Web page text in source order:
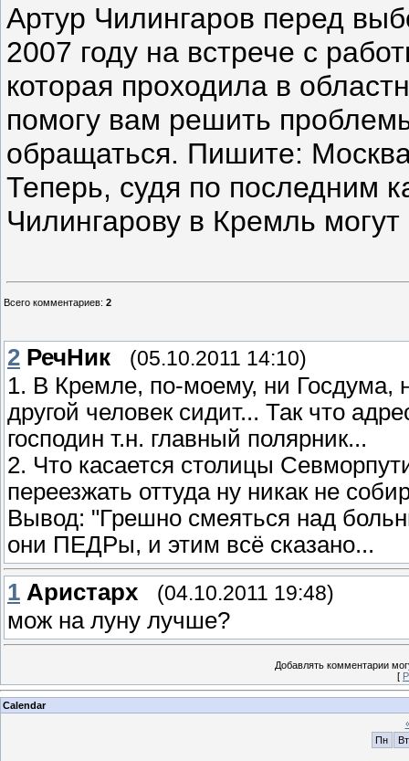
Артур Чилингаров перед
2007 году на встрече с
которая проходила в
помогу вам решить
обращаться. Пишите:
Теперь, судя по последним
Чилингарову в Кремль
Всего комментариев: 2
2 РечНик (05.10.2011 14:10)
1. В Кремле, по-моему, ни Госдума,
другой человек сидит... Так что
господин т.н. главный полярник...
2. Что касается столицы
переезжать оттуда ну никак не
Вывод: "Грешно смеяться над
они ПЕДРы, и этим всё сказано...
1 Аристарх (04.10.2011 19:48)
мож на луну лучше?
Добавлять комментарии
[
Calendar
Пн
Вт